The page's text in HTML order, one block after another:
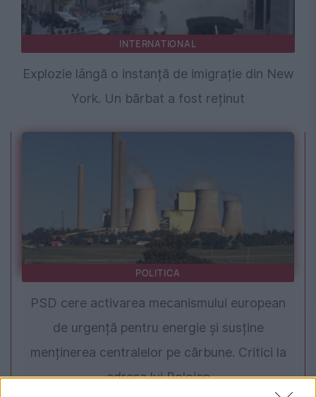
INTERNATIONAL
Explozie lângă o instanță de imigrație din New
York. Un bărbat a fost reținut
POLITICA
PSD cere activarea mecanismului european
de urgență pentru energie și susține
menținerea centralelor pe cărbune. Critici la
adresa lui Bolojan